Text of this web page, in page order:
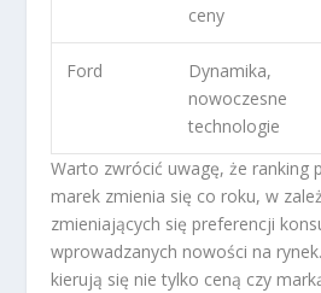
ceny
Ford
Dynamika,
nowoczesne
technologie
Warto zwrócić uwagę, że ranking
marek zmienia się co roku, w
zmieniających się preferencji
wprowadzanych nowości na
kierują się nie tylko ceną czy